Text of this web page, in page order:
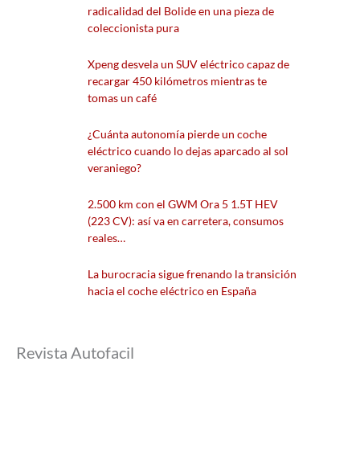
radicalidad del Bolide en una pieza de
coleccionista pura
Xpeng desvela un SUV eléctrico capaz de
recargar 450 kilómetros mientras te
tomas un café
¿Cuánta autonomía pierde un coche
eléctrico cuando lo dejas aparcado al sol
veraniego?
2.500 km con el GWM Ora 5 1.5T HEV
(223 CV): así va en carretera, consumos
reales…
La burocracia sigue frenando la transición
hacia el coche eléctrico en España
Revista Autofacil